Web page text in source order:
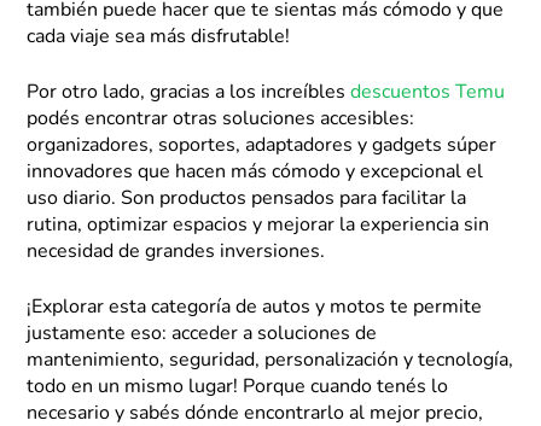
también puede hacer que te sientas más cómodo y que
cada viaje sea más disfrutable!
Por otro lado, gracias a los increíblesdescuentos Temu
podés encontrar otras soluciones accesibles:
organizadores, soportes, adaptadores y gadgets súper
innovadores que hacen más cómodo y excepcional el
uso diario. Son productos pensados para facilitar la
rutina, optimizar espacios y mejorar la experiencia sin
necesidad de grandes inversiones.
¡Explorar esta categoría de autos y motos te permite
justamente eso: acceder a soluciones de
mantenimiento, seguridad, personalización y tecnología,
todo en un mismo lugar! Porque cuando tenés lo
necesario y sabés dónde encontrarlo al mejor precio,